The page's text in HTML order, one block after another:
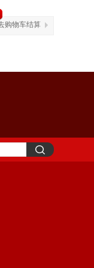
购物车结算